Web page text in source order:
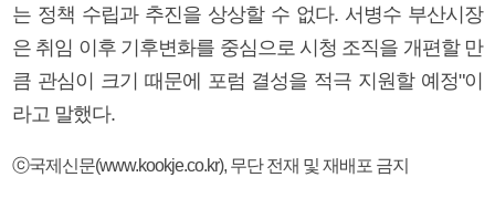
는 정책 수립과 추진을 상상할 수 없다. 서병수 부산시장
은 취임 이후 기후변화를 중심으로 시청 조직을 개편할 만
큼 관심이 크기 때문에 포럼 결성을 적극 지원할 예정"이
라고 말했다.
ⓒ국제신문(www.kookje.co.kr), 무단 전재 및 재배포 금지